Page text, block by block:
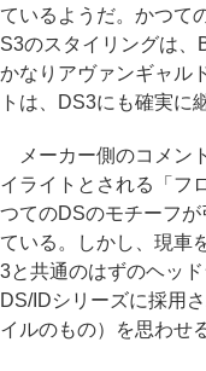
ているようだ。かつて
S3のスタイリングは、
かなりアヴァンギャル
トは、DS3にも確実に
メーカー側のコメン
イライトとされる「フ
つてのDSのモチーフ
ている。しかし、現車
3と共通のはずのヘッ
DS/IDシリーズに採用
イルのもの）を思わせ